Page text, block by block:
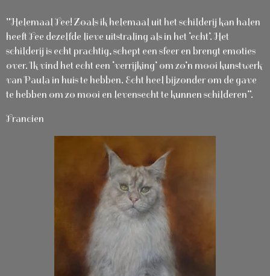
"Helemaal Fee! Zoals ik helemaal uit het schilderij kan halen
heeft Fee dezelfde lieve uitstraling als in het ‘echt’. Het
schilderij is echt prachtig, schept een sfeer en brengt emoties
over. Ik vind het echt een ‘verrijking’ om zo’n mooi kunstwerk
van Paula in huis te hebben. Echt heel bijzonder om de gave
te hebben om zo mooi en levensecht te kunnen schilderen”.
Francien